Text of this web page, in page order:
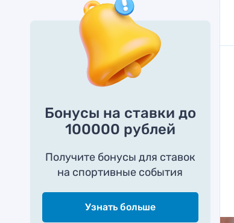
Бонусы на ставки до
100000 рублей
Получите бонусы для ставок
на спортивные события
Узнать больше